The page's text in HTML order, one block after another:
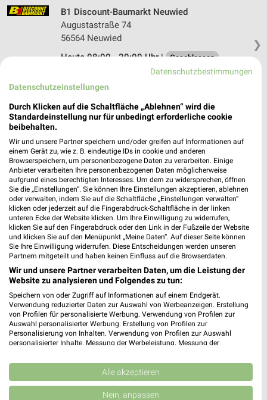
❯
B1 Discount-Baumarkt Neuwied
Augustastraße 74
56564 Neuwied
Heute 08:00 - 20:00 Uhr | Geschlossen
471,48 km • Angebote: 1 Prospekt
hagebaumarkt Hillesheim
Kölner Straße 55
54576 Hillesheim
Heute 08:30 - 19:00 Uhr | Geschlossen
527,92 km
HORNBACH Koblenz
August Thyssen Strasse 10
56070 Koblenz
Heute 07:00 - 20:00 Uhr | Geschlossen
469,19 km
BAUHAUS Koblenz-Lützel
Otto-Schönhagen-Str 1
56070 Koblenz-Lützel
468,54 km • Angebote: 1 Prospekt
Datenschutzbestimmungen
Datenschutzeinstellungen
Durch Klicken auf die Schaltfläche „Ablehnen“ wird die
Standardeinstellung nur für unbedingt erforderliche cookie
beibehalten.
Wir und unsere Partner speichern und/oder greifen auf Informationen auf
einem Gerät zu, wie z. B. eindeutige IDs in cookie und anderen
Browserspeichern, um personenbezogene Daten zu verarbeiten. Einige
Anbieter verarbeiten Ihre personenbezogenen Daten möglicherweise
aufgrund eines berechtigten Interesses. Um dem zu widersprechen, öffnen
Sie die „Einstellungen“. Sie können Ihre Einstellungen akzeptieren, ablehnen
oder verwalten, indem Sie auf die Schaltfläche „Einstellungen verwalten“
klicken oder jederzeit auf die Fingerabdruck-Schaltfläche in der linken
unteren Ecke der Website klicken. Um Ihre Einwilligung zu widerrufen,
klicken Sie auf den Fingerabdruck oder den Link in der Fußzeile der Website
und klicken Sie auf den Menüpunkt „Meine Daten“. Auf dieser Seite können
Sie Ihre Einwilligung widerrufen. Diese Entscheidungen werden unseren
Partnern mitgeteilt und haben keinen Einfluss auf die Browserdaten.
Wir und unsere Partner verarbeiten Daten, um die Leistung der
Website zu analysieren und Folgendes zu tun:
Speichern von oder Zugriff auf Informationen auf einem Endgerät.
Verwendung reduzierter Daten zur Auswahl von Werbeanzeigen. Erstellung
von Profilen für personalisierte Werbung. Verwendung von Profilen zur
Auswahl personalisierter Werbung. Erstellung von Profilen zur
Personalisierung von Inhalten. Verwendung von Profilen zur Auswahl
personalisierter Inhalte. Messung der Werbeleistung. Messung der
Kombinationen von Daten aus verschiedenen Quellen. Entwicklung und
Verbesserung der Angebote. Verwendung reduzierter Daten zur Auswahl
von Inhalten.
Daten können außerhalb der Europäischen Union weitergegeben und in die
Alle akzeptieren
Nein, anpassen